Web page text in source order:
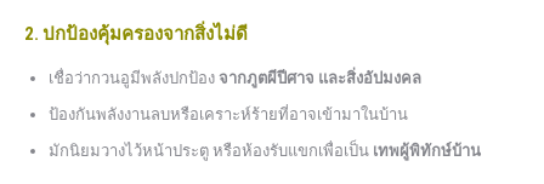
2. ปกป้องคุ้มครองจากสิ่งไม่ดี
เชื่อว่ากวนอูมีพลังปกป้อง จากภูตผีปีศาจ และสิ่งอัปมงคล
ป้องกันพลังงานลบหรือเคราะห์ร้ายที่อาจเข้ามาในบ้าน
มักนิยมวางไว้หน้าประตู หรือห้องรับแขกเพื่อเป็น เทพผู้พิทักษ์บ้าน